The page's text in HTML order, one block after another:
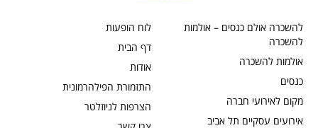
לוח הופעות
דף הבית
אודות
התזמורת הפילהרמונית
הצרפות לניוזלטר
להשכרה אולם כנסים – אולמות
להשכרה
אולמות להשכרה
כנסים
מקום לאירועי חברה
אירועים עסקיים תל אביב